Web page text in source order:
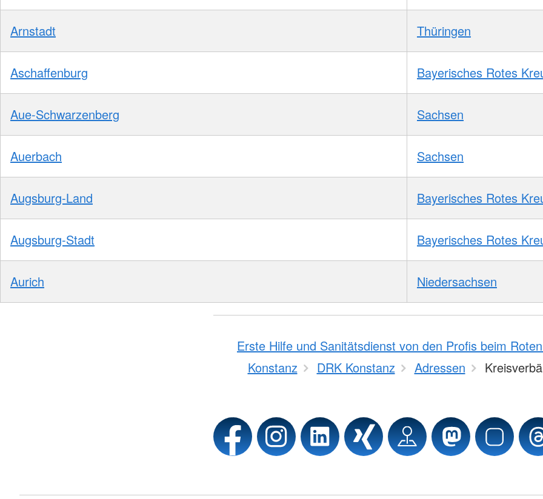
Arnstadt Thüringen
Aschaffenburg Bayerisches Rotes
Aue-Schwarzenberg Sachsen
Auerbach Sachsen
Augsburg-Land Bayerisches Rotes
Augsburg-Stadt Bayerisches Rotes
Aurich Niedersachsen
Erste Hilfe und Sanitätsdienst von den Profis beim
Konstanz
DRK Konstanz Adressen